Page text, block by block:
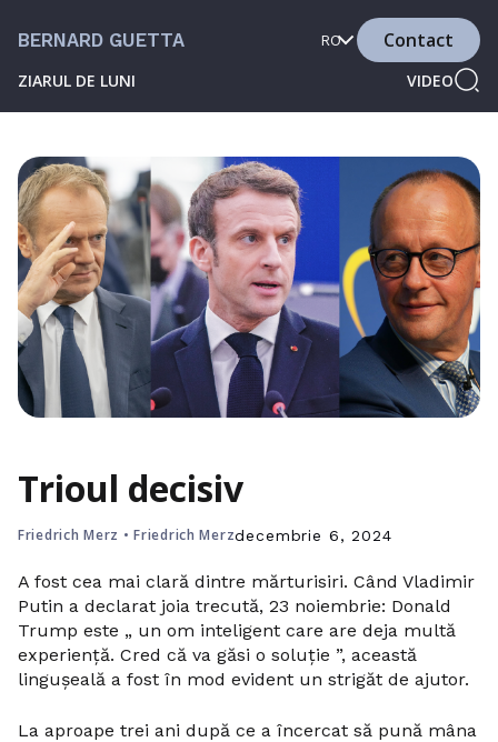
BERNARD GUETTA
ZIARUL DE LUNI VIDEO
RO Contact
Trioul decisiv
Friedrich Merz •Friedrich Merzdecembrie 6, 2024
A fost cea mai clară dintre mărturisiri. Când Vladimir
Putin a declarat joia trecută, 23 noiembrie: Donald
Trump este „ un om inteligent care are deja multă
experiență. Cred că va găsi o soluție ”, această
lingușeală a fost în mod evident un strigăt de ajutor.
La aproape trei ani după ce a încercat să pună mâna